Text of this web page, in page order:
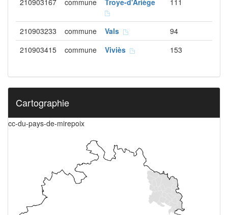
210903167 commune Troye-d'Ariège 111
210903233 commune Vals
94
210903415
commune Viviès 153
Cartographie
cc-du-pays-de-mirepoix